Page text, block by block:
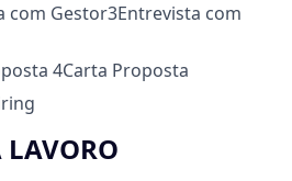
com Gestor3Entrevista com
4Carta Proposta
LAVORO